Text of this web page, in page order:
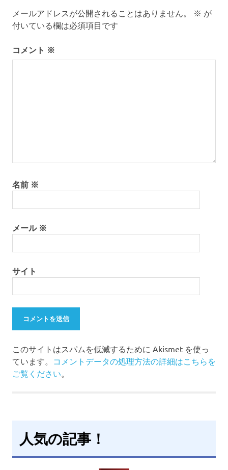
ー
シ
メールアドレスが公開されることはありません。 ※ が
付いている欄は必須項目です
コメント ※
名前 ※
メール ※
サイト
このサイトはスパムを低減するために Akismet を使っ
ています。 コメントデータの処理方法の詳細はこちらを
ご覧ください。
人気の記事！